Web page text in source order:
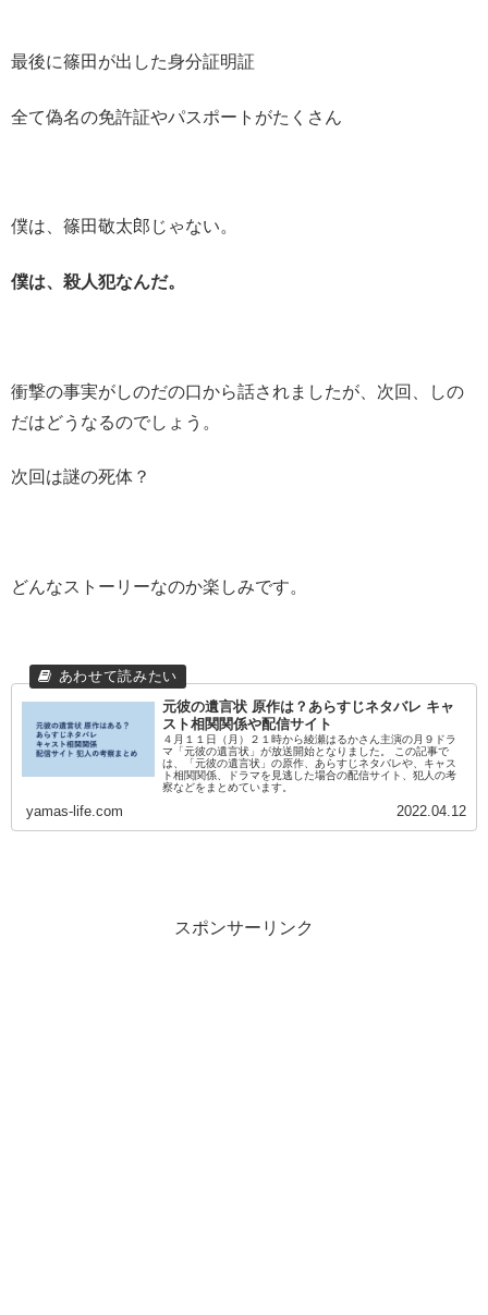
最後に篠田が出した身分証明証
全て偽名の免許証やパスポートがたくさん
僕は、篠田敬太郎じゃない。
僕は、殺人犯なんだ。
衝撃の事実がしのだの口から話されましたが、次回、しの
だはどうなるのでしょう。
次回は謎の死体？
どんなストーリーなのか楽しみです。
元彼の遺言状 原作は？あらすじネタバレ キャ
スト相関関係や配信サイト
４月１１日（月）２１時から綾瀬はるかさん主演の月９ドラ
マ「元彼の遺言状」が放送開始となりました。 この記事で
は、「元彼の遺言状」の原作、あらすじネタバレや、キャス
ト相関関係、ドラマを見逃した場合の配信サイト、犯人の考
察などをまとめています。
yamas-life.com 2022.04.12
スポンサーリンク